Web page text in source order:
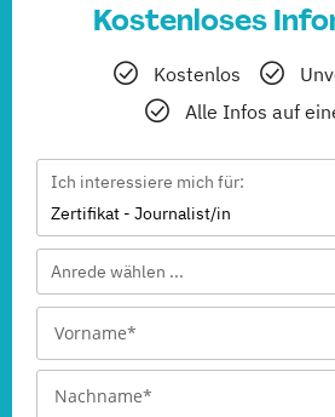
Kostenloses
Kostenlos
Alle Infos auf
Ich interessiere mich für:
Zertifikat - Journalist/in
Anrede wählen ...